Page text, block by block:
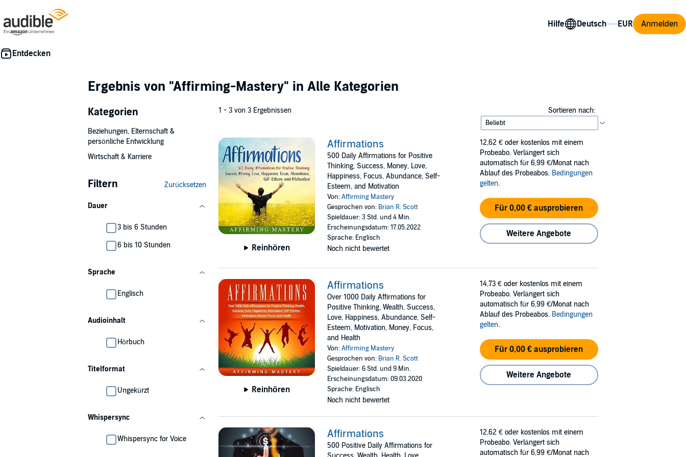
Hilfe Anmelden
Ergebnis von "Affirming-Mastery" in Alle Kategorien
Kategorien
Beziehungen, Elternschaft &
persönliche Entwicklung
Wirtschaft & Karriere
Filtern Zurücksetzen
Dauer
3 bis 6 Stunden
6 bis 10 Stunden
Sprache
Englisch
Audioinhalt
Hörbuch
Titelformat
Ungekürzt
Whispersync
Whispersync for Voice
1 - 3 von 3 Ergebnissen Sortieren nach:
Reinhören
Affirmations
500 Daily Affirmations for Positive
Thinking, Success, Money, Love,
Happiness, Focus, Abundance, Self-
Esteem, and Motivation
Von:Affirming Mastery
Gesprochen von: Brian R. Scott
Spieldauer: 3 Std. und 4 Min.
Erscheinungsdatum: 17.05.2022
Sprache: Englisch
Noch nicht bewertet
12,62 € oder kostenlos mit einem
Probeabo. Verlängert sich
automatisch für 6,99 €/Monat nach
Ablauf des Probeabos. Bedingungen
gelten.
Für 0,00 € ausprobieren
Weitere Angebote
Reinhören
Affirmations
Over 1000 Daily Affirmations for
Positive Thinking, Wealth, Success,
Love, Happiness, Abundance, Self-
Esteem, Motivation, Money, Focus,
and Health
Von:Affirming Mastery
Gesprochen von: Brian R. Scott
Spieldauer: 6 Std. und 9 Min.
Erscheinungsdatum: 09.03.2020
Sprache: Englisch
Noch nicht bewertet
14,73 € oder kostenlos mit einem
Probeabo. Verlängert sich
automatisch für 6,99 €/Monat nach
Ablauf des Probeabos. Bedingungen
gelten.
Für 0,00 € ausprobieren
Weitere Angebote
Affirmations
500 Positive Daily Affirmations for
12,62 € oder kostenlos mit einem
Probeabo. Verlängert sich
automatisch für 6,99 €/Monat nach